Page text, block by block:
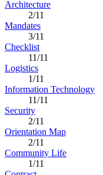
Architecture
2/11
Mandates
3/11
Checklist
11/11
Logistics
1/11
Information Technology
11/11
Security
2/11
Orientation Map
2/11
Community Life
1/11